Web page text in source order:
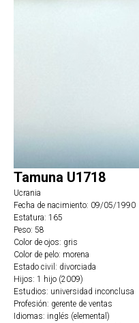
Tamuna U1718
Ucrania
Fecha de nacimiento: 09/05/1990
Estatura: 165
Peso: 58
Color de ojos: gris
Color de pelo: morena
Estado civil: divorciada
Hijos: 1 hijo (2009)
Estudios: universidad inconclusa
Profesión: gerente de ventas
Idiomas: inglés (elemental)